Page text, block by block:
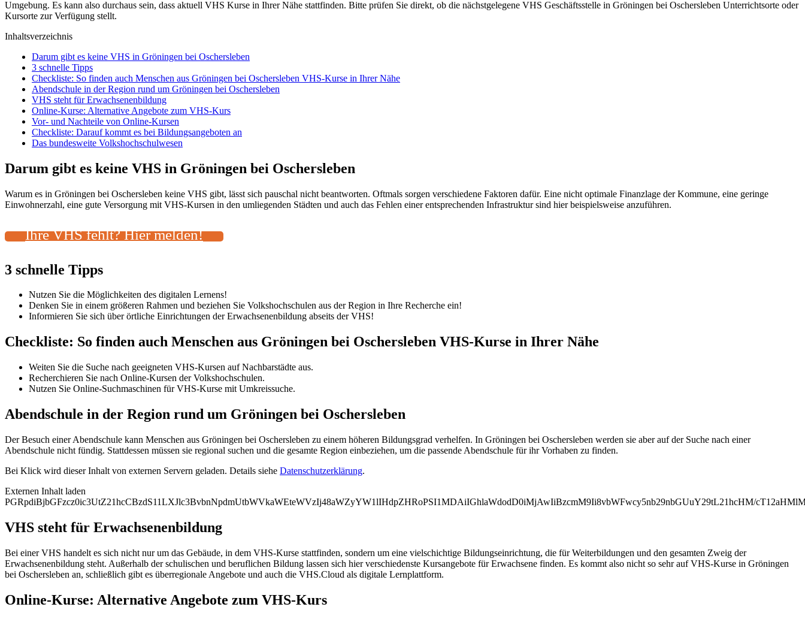
Umgebung. Es kann also durchaus sein, dass aktuell VHS Kurse in Ihrer Nähe stattfinden. Bitte prüfen Sie direkt, ob die nächstgelegene VHS Geschäftsstelle in Gröningen bei Oschersleben Unterrichtsorte oder
Kursorte zur Verfügung stellt.
Inhaltsverzeichnis
Darum gibt es keine VHS in Gröningen bei Oschersleben
3 schnelle Tipps
Checkliste: So finden auch Menschen aus Gröningen bei Oschersleben VHS-Kurse in Ihrer Nähe
Abendschule in der Region rund um Gröningen bei Oschersleben
VHS steht für Erwachsenenbildung
Online-Kurse: Alternative Angebote zum VHS-Kurs
Vor- und Nachteile von Online-Kursen
Checkliste: Darauf kommt es bei Bildungsangeboten an
Das bundesweite Volkshochschulwesen
Darum gibt es keine VHS in Gröningen bei Oschersleben
Warum es in Gröningen bei Oschersleben keine VHS gibt, lässt sich pauschal nicht beantworten. Oftmals sorgen verschiedene Faktoren dafür. Eine nicht optimale Finanzlage der Kommune, eine geringe
Einwohnerzahl, eine gute Versorgung mit VHS-Kursen in den umliegenden Städten und auch das Fehlen einer entsprechenden Infrastruktur sind hier beispielsweise anzuführen.
Ihre VHS fehlt? Hier melden!
3 schnelle Tipps
Nutzen Sie die Möglichkeiten des digitalen Lernens!
Denken Sie in einem größeren Rahmen und beziehen Sie Volkshochschulen aus der Region in Ihre Recherche ein!
Informieren Sie sich über örtliche Einrichtungen der Erwachsenenbildung abseits der VHS!
Checkliste: So finden auch Menschen aus Gröningen bei Oschersleben VHS-Kurse in Ihrer Nähe
Weiten Sie die Suche nach geeigneten VHS-Kursen auf Nachbarstädte aus.
Recherchieren Sie nach Online-Kursen der Volkshochschulen.
Nutzen Sie Online-Suchmaschinen für VHS-Kurse mit Umkreissuche.
Abendschule in der Region rund um Gröningen bei Oschersleben
Der Besuch einer Abendschule kann Menschen aus Gröningen bei Oschersleben zu einem höheren Bildungsgrad verhelfen. In Gröningen bei Oschersleben werden sie aber auf der Suche nach einer
Abendschule nicht fündig. Stattdessen müssen sie regional suchen und die gesamte Region einbeziehen, um die passende Abendschule für ihr Vorhaben zu finden.
Bei Klick wird dieser Inhalt von externen Servern geladen. Details siehe Datenschutzerklärung.
Externen Inhalt laden
PGRpdiBjbGFzcz0ic3UtZ21hcCBzdS11LXJlc3BvbnNpdmUtbWVkaWEteWVzIj48aWZyYW1lIHdpZHRoPSI1MDAiIGhlaWdodD0iMjAwIiBzcmM9Ii8vbWFwcy5nb29nbGUuY29tL21hcHM/
VHS steht für Erwachsenenbildung
Bei einer VHS handelt es sich nicht nur um das Gebäude, in dem VHS-Kurse stattfinden, sondern um eine vielschichtige Bildungseinrichtung, die für Weiterbildungen und den gesamten Zweig der
Erwachsenenbildung steht. Außerhalb der schulischen und beruflichen Bildung lassen sich hier verschiedenste Kursangebote für Erwachsene finden. Es kommt also nicht so sehr auf VHS-Kurse in Gröningen
bei Oschersleben an, schließlich gibt es überregionale Angebote und auch die VHS.Cloud als digitale Lernplattform.
Online-Kurse: Alternative Angebote zum VHS-Kurs